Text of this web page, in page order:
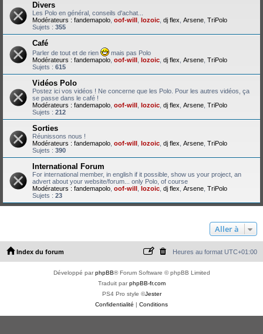
Divers
Les Polo en général, conseils d'achat...
Modérateurs : fandemapolo oof-will lozoic dj flex Arsene TriPolo
Sujets : 355
Café
Parler de tout et de rien
mais pas Polo
Modérateurs : fandemapolo oof-will lozoic dj flex Arsene TriPolo
Sujets : 615
Vidéos Polo
Postez ici vos vidéos ! Ne concerne que les Polo. Pour les autres vidéos, ça
se passe dans le café !
Modérateurs : fandemapolo oof-will lozoic dj flex Arsene TriPolo
Sujets : 212
Sorties
Réunissons nous !
Modérateurs : fandemapolo oof-will lozoic dj flex Arsene TriPolo
Sujets : 390
International Forum
For international member, in english if it possible, show us your project, an
advert about your website/forum... only Polo, of course
Modérateurs : fandemapolo oof-will lozoic dj flex Arsene TriPolo
Sujets : 23
Aller à
Index du forum Heures au format UTC+01:00
Développé parphpBB® Forum Software © phpBB Limited
Traduit parphpBB-fr.com
PS4 Pro style ©Jester
Confidentialité | Conditions